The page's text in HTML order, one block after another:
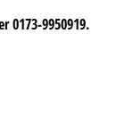
0173-9950919.